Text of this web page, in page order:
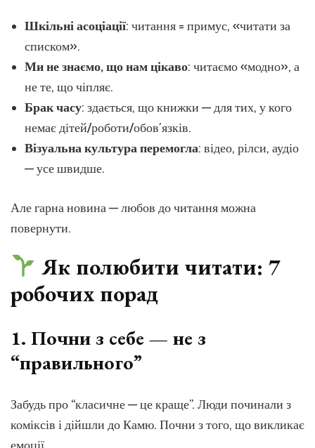
Шкільні асоціації: читання = примус, «читати за
списком».
Ми не знаємо, що нам цікаво: читаємо «модно», а
не те, що чіпляє.
Брак часу: здається, що книжки — для тих, у кого
немає дітей/роботи/обов’язків.
Візуальна культура перемогла: відео, рілси, аудіо
— усе швидше.
Але гарна новина — любов до читання можна
повернути.
Як полюбити читати: 7
робочих порад
1. Почни з себе — не з
“правильного”
Забудь про “класичне — це краще”. Люди починали з
коміксів і дійшли до Камю. Почни з того, що викликає